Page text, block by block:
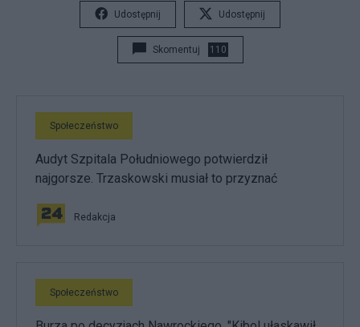
Udostępnij Udostępnij
Skomentuj 110
Społeczeństwo
Audyt Szpitala Południowego potwierdził
najgorsze. Trzaskowski musiał to przyznać
Redakcja
Społeczeństwo